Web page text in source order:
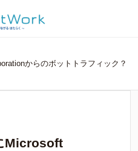
からのボットトラフィック？
Microsoft